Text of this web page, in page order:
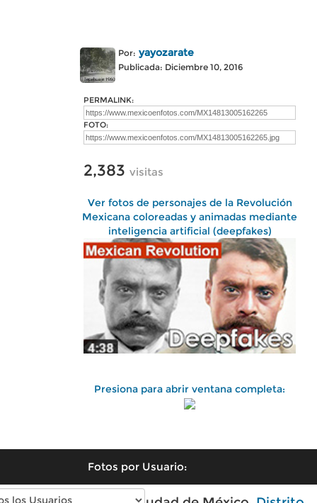
Por: yayozarate
Publicada: Diciembre 10, 2016
PERMALINK:
FOTO:
2,383 visitas
Ver fotos de personajes de la Revolución
Mexicana coloreadas y animadas mediante
inteligencia artificial (deepfakes)
Presiona para abrir ventana completa:
Fotos por Usuario: